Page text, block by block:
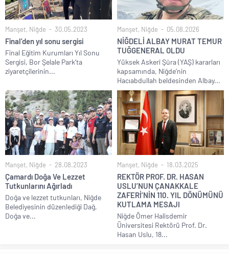
Manşet, Niğde 30.05.2023
Final’den yıl sonu sergisi
Final Eğitim Kurumları Yıl Sonu
Sergisi, Bor Şelale Park’ta
ziyaretçilerinin...
Manşet, Niğde 05.08.2026
NİĞDELİ ALBAY MURAT TEMUR
TUĞGENERAL OLDU
Yüksek Askerî Şûra (YAŞ) kararları
kapsamında, Niğde’nin
Hacıabdullah beldesinden Albay...
Manşet, Niğde 28.08.2023
Çamardı Doğa Ve Lezzet
Tutkunlarını Ağırladı
Doğa ve lezzet tutkunları, Niğde
Belediyesinin düzenlediği Dağ,
Doğa ve...
Manşet, Niğde 18.03.2025
REKTÖR PROF. DR. HASAN
USLU’NUN ÇANAKKALE
ZAFERİ’NİN 110. YIL DÖNÜMÜNÜ
KUTLAMA MESAJI
Niğde Ömer Halisdemir
Üniversitesi Rektörü Prof. Dr.
Hasan Uslu, 18...